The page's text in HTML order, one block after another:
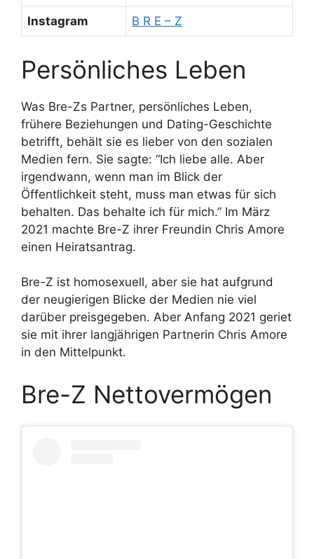
Instagram B R E – Z
Persönliches Leben
Was Bre-Zs Partner, persönliches Leben,
frühere Beziehungen und Dating-Geschichte
betrifft, behält sie es lieber von den sozialen
Medien fern. Sie sagte: “Ich liebe alle. Aber
irgendwann, wenn man im Blick der
Öffentlichkeit steht, muss man etwas für sich
behalten. Das behalte ich für mich.” Im März
2021 machte Bre-Z ihrer Freundin Chris Amore
einen Heiratsantrag.
Bre-Z ist homosexuell, aber sie hat aufgrund
der neugierigen Blicke der Medien nie viel
darüber preisgegeben. Aber Anfang 2021 geriet
sie mit ihrer langjährigen Partnerin Chris Amore
in den Mittelpunkt.
Bre-Z Nettovermögen